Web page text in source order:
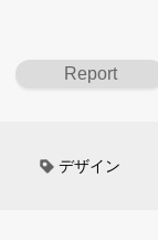
Report
デザイン